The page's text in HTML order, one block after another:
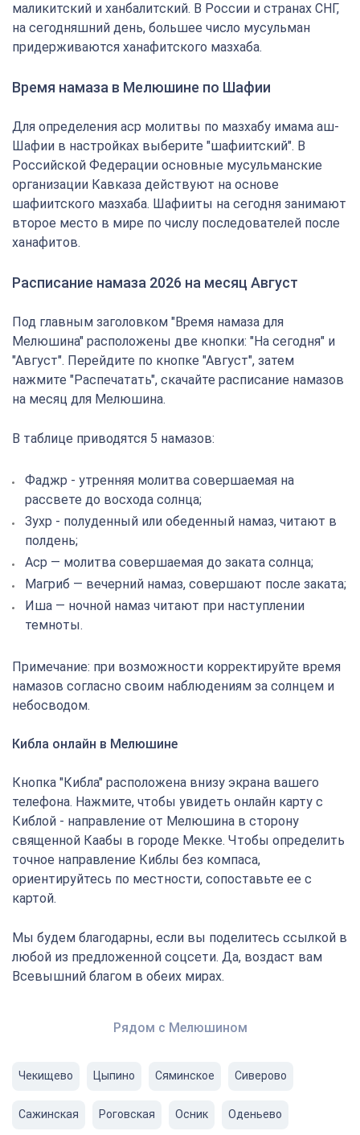
маликитский и ханбалитский. В России и странах СНГ,
на сегодняшний день, большее число мусульман
придерживаются ханафитского мазхаба.
Время намаза в Мелюшине по Шафии
Для определения аср молитвы по мазхабу имама аш-
Шафии в настройках выберите "шафиитский". В
Российской Федерации основные мусульманские
организации Кавказа действуют на основе
шафиитского мазхаба. Шафииты на сегодня занимают
второе место в мире по числу последователей после
ханафитов.
Расписание намаза 2026 на месяц Август
Под главным заголовком "Время намаза для
Мелюшина" расположены две кнопки: "На сегодня" и
"Август". Перейдите по кнопке "Август", затем
нажмите "Распечатать", скачайте расписание намазов
на месяц для Мелюшина.
В таблице приводятся 5 намазов:
Фаджр - утренняя молитва совершаемая на
рассвете до восхода солнца;
Зухр - полуденный или обеденный намаз, читают в
полдень;
Аср — молитва совершаемая до заката солнца;
Магриб — вечерний намаз, совершают после заката;
Иша — ночной намаз читают при наступлении
темноты.
Примечание: при возможности корректируйте время
намазов согласно своим наблюдениям за солнцем и
небосводом.
Кибла онлайн в Мелюшине
Кнопка "Кибла" расположена внизу экрана вашего
телефона. Нажмите, чтобы увидеть онлайн карту с
Киблой - направление от Мелюшина в сторону
священной Каабы в городе Мекке. Чтобы определить
точное направление Киблы без компаса,
ориентируйтесь по местности, сопоставьте ее с
картой.
Мы будем благодарны, если вы поделитесь ссылкой в
любой из предложенной соцсети. Да, воздаст вам
Всевышний благом в обеих мирах.
Рядом с Мелюшином
Чекищево Цыпино Сяминское Сиверово
Сажинская Роговская Осник Оденьево